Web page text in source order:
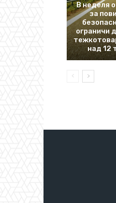
В неделя
за
ограничи
над 12